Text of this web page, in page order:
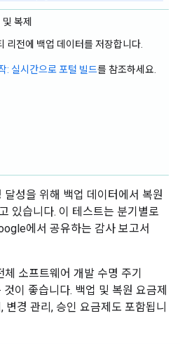
복제
리전에 백업 데이터를 저장합니다.
: 실시간으로 포털 빌드를 참조하세요.
성을 위해 백업 데이터에서 복원
있습니다. 이 테스트는 분기별로
에서 공유하는 감사 보고서
소프트웨어 개발 수명 주기
이 좋습니다. 백업 및 복원 요금제
변경 관리, 승인 요금제도 포함됩니